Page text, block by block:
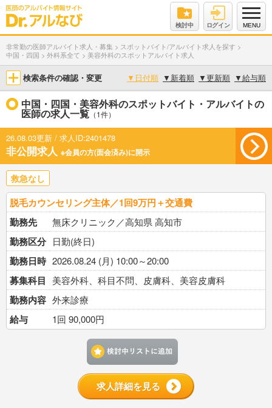
検討中 ログイン MENU
非常勤の医師アルバイト求人・募集 > スポットバイト/アルバイト求人を探す >
中国・四国 > 外科系全て > 美容外科のスポットアルバイト求人
検索条件の確認・変更 ▼ 日付順 ▼ 新着順 ▼更新順 ▼給与順
中国・四国・美容外科のスポットバイト・アルバイトの
医師の求人一覧 （1件）
26.08.03更新 / 求人ID:2401478
非公開求人 ※会員の方(面会済み)に開示
救急なし
脱毛カウンセリング主体／1回9万円＋交通費
勤務先
無床クリニック／高知県 高知市
勤務区分 日勤(終日)
勤務日時 2026.08.24 (月) 10:00～20:00
募集科目 美容外科、科目不問、皮膚科、美容皮膚科
勤務内容 外来診療
給与 1回 90,000円
求人詳細を見る